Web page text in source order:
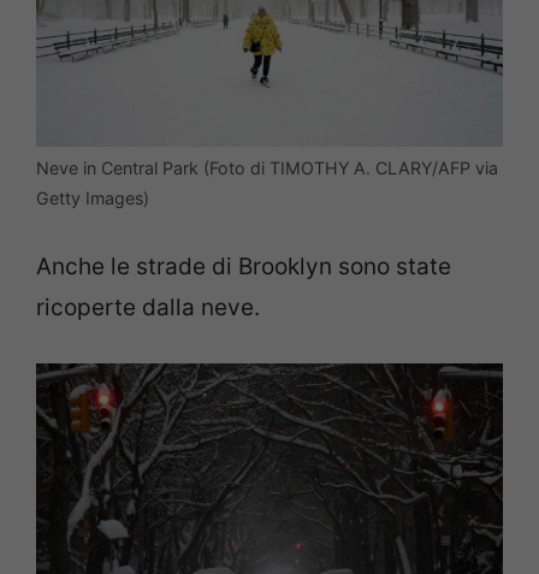
Neve in Central Park (Foto di TIMOTHY A. CLARY/AFP via
Getty Images)
Anche le strade di Brooklyn sono state
ricoperte dalla neve.